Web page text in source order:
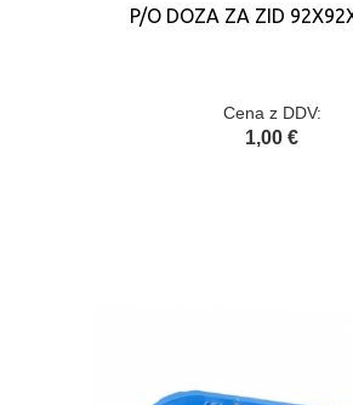
P/O DOZA ZA ZID
Cena z DDV:
1,00 €